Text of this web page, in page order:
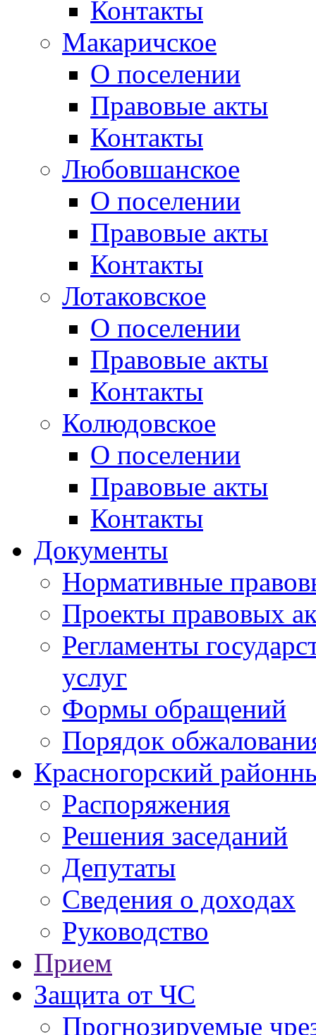
Контакты
Макаричское
О поселении
Правовые акты
Контакты
Любовшанское
О поселении
Правовые акты
Контакты
Лотаковское
О поселении
Правовые акты
Контакты
Колюдовское
О поселении
Правовые акты
Контакты
Документы
Нормативные
Проекты правовых
Регламенты
услуг
Формы обращений
Порядок
Красногорский
Распоряжения
Решения заседаний
Депутаты
Сведения о доходах
Руководство
Прием
Защита от ЧС
Прогнозируемые